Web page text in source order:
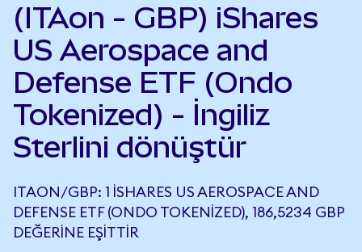
(ITAon - GBP) iShares
US Aerospace and
Defense ETF (Ondo
Tokenized) - İngiliz
Sterlini dönüştür
ITAON/GBP: 1 ISHARES US AEROSPACE AND
DEFENSE ETF (ONDO TOKENIZED), 186,5234 GBP
DEĞERINE EŞITTIR